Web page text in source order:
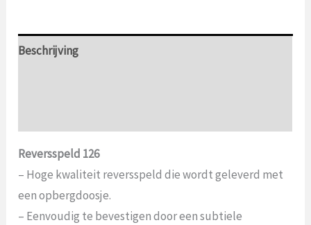
Beschrijving
Reversspeld 126
– Hoge kwaliteit reversspeld die wordt geleverd met
een opbergdoosje.
– Eenvoudig te bevestigen door een subtiele